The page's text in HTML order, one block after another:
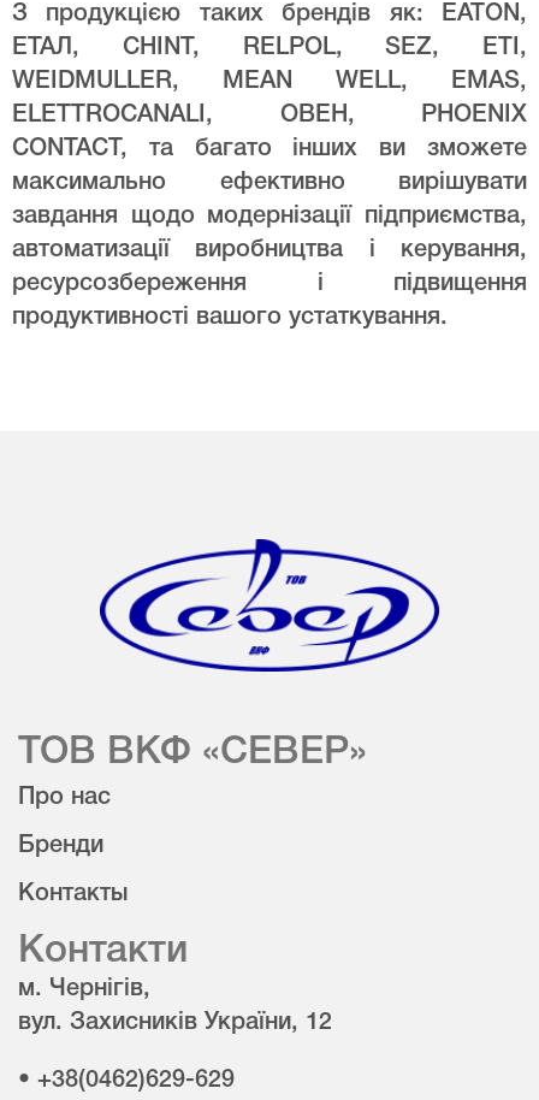
З продукцією таких брендів як: EATON,
ЕТАЛ, CHINT, RELPOL, SEZ, ETI,
WEIDMULLER, MEAN WELL, EMAS,
ELETTROCANALI, ОВЕН, PHOENIX
CONTACT, та багато інших ви зможете
максимально ефективно вирішувати
завдання щодо модернізації підприємства,
автоматизації виробництва і керування,
ресурсозбереження і підвищення
продуктивності вашого устаткування.
ТОВ ВКФ «СЕВЕР»
Про нас
Бренди
Контакты
Контакти
м. Чернігів,
вул. Захисників України, 12
• +38(0462)629-629